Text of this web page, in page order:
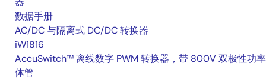
数据手册
AC/DC 与隔离式 DC/DC 转换器
iW1816
AccuSwitch™ 离线数字 PWM 转换器，带 800V 双极性功
体管